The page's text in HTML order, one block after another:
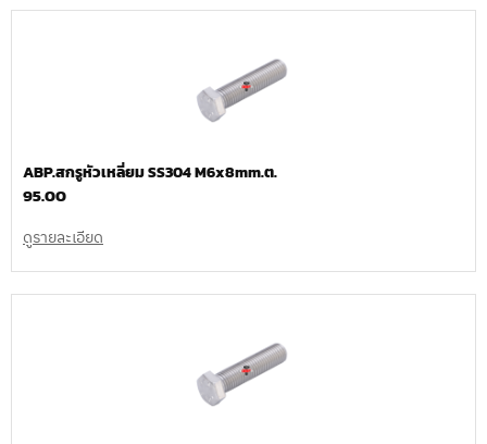
ABP.สกรูหัวเหลี่ยม SS304 M6x8mm.ต.
95.00
ดูรายละเอียด